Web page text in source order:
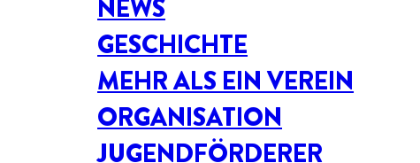
NEWS
GESCHICHTE
MEHR ALS EIN VEREIN
ORGANISATION
JUGENDFÖRDERER